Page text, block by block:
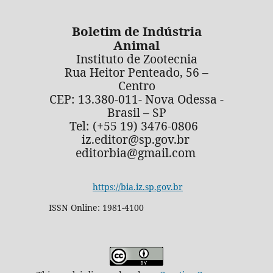
Boletim de Indústria
Animal
Instituto de Zootecnia
Rua Heitor Penteado, 56 –
Centro
CEP: 13.380-011- Nova Odessa -
Brasil – SP
Tel: (+55 19) 3476-0806
iz.editor@sp.gov.br
editorbia@gmail.com
https://bia.iz.sp.gov.br
ISSN Online: 1981-4100